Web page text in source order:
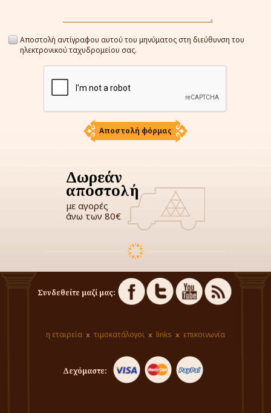
Αποστολή αντίγραφου αυτού του μηνύματος στη διεύθυνση του
ηλεκτρονικού ταχυδρομείου σας.
Αποστολή φόρμας
Δωρεάν
αποστολή
με αγορές
άνω των 80€
Συνδεθείτε μαζί μας:
η εταιρεία τιμοκατάλογοι links επικοινωνία
Δεχόμαστε: